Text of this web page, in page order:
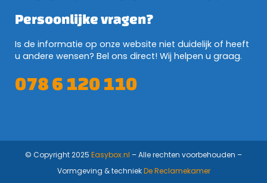
Persoonlijke vragen?
Is de informatie op onze website niet duidelijk of heeft
u andere wensen? Bel ons direct! Wij helpen u graag.
078 6 120 110
© Copyright 2025 Easybox.nl – Alle rechten voorbehouden –
Vormgeving & techniekDe Reclamekamer